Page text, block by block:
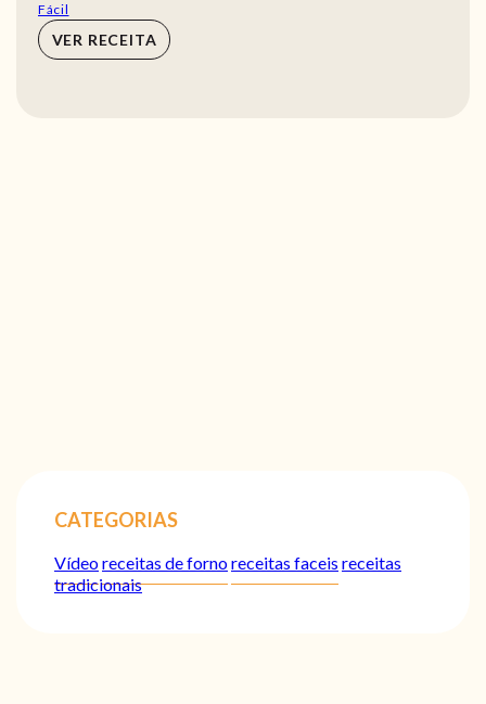
Fácil
VER RECEITA
CATEGORIAS
Vídeoreceitas de fornoreceitas faceis receitas
tradicionais